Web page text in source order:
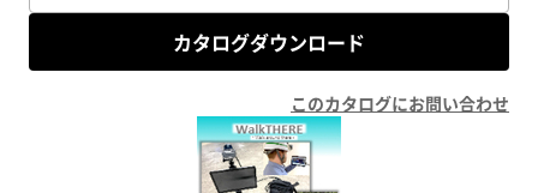
カタログダウンロード
このカタログにお問い合わせ